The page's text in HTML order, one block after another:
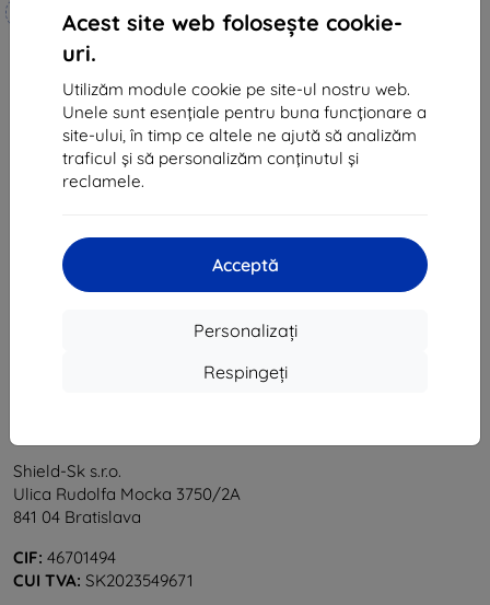
Acest site web folosește cookie-
uri.
Utilizăm module cookie pe site-ul nostru web.
Unele sunt esențiale pentru buna funcționare a
site-ului, în timp ce altele ne ajută să analizăm
traficul și să personalizăm conținutul și
reclamele.
Acceptă
Personalizați
Respingeți
Realizat la comandă
89 lei
În stoc 4 buc
53 lei
48 lei
din total
«
Shield-Sk s.r.o.
Ulica Rudolfa Mocka 3750/2A
841 04 Bratislava
CIF: 46701494
CUI TVA: SK2023549671